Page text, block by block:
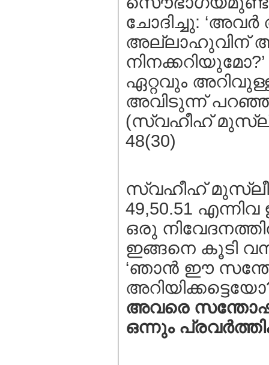
ചോദിച്ചു:
അല്ലാഹുവിന്
ഏറ്റവും
അവിടുന്ന് പറഞ്ഞു:
(സ്വഹീഹ്
48(30)
സ്വഹീഹ്
49,50.51
ഒരു
ഇങ്ങനെ കൂടി
‘ഞാന്‍ ഈ
അവരെ
ഒന്നും